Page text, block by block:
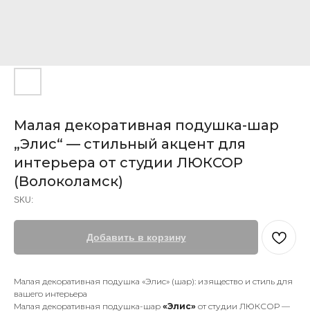
Малая декоративная подушка-шар
„Элис“ — стильный акцент для
интерьера от студии ЛЮКСОР
(Волоколамск)
SKU:
Добавить в корзину
Малая декоративная подушка «Элис» (шар): изящество и стиль для
вашего интерьера
Малая декоративная подушка-шар «Элис» от студии ЛЮКСОР —